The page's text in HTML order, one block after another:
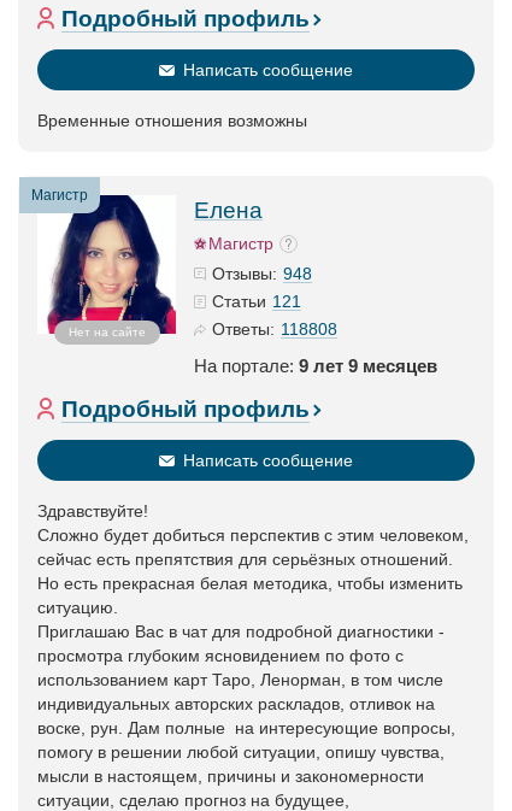
Подробный профиль
Написать сообщение
Временные отношения возможны
Магистр
Нет на сайте
Елена
Магистр
Отзывы: 948
Статьи 121
Ответы: 118808
На портале: 9 лет 9 месяцев
Подробный профиль
Написать сообщение
Здравствуйте!
Сложно будет добиться перспектив с этим человеком,
сейчас есть препятствия для серьёзных отношений.
Но есть прекрасная белая методика, чтобы изменить
ситуацию.
Приглашаю Вас в чат для подробной диагностики -
просмотра глубоким ясновидением по фото с
использованием карт Таро, Ленорман, в том числе
индивидуальных авторских раскладов, отливок на
воске, рун. Дам полные на интересующие вопросы,
помогу в решении любой ситуации, опишу чувства,
мысли в настоящем, причины и закономерности
ситуации, сделаю прогноз на будущее,